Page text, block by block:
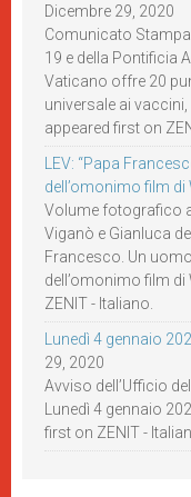
Dicembre 29, 2020
Comunicato
19 e della Pontificia
Vaticano offre 20
universale ai
appeared first on
LEV: “Papa
dell’omonimo film di
Volume fotografico
Viganò e Gianluca
Francesco. Un
dell’omonimo film
ZENIT - Italiano.
Lunedì 4 gennaio
29, 2020
Avviso dell’Ufficio
Lunedì 4 gennaio
first on ZENIT -